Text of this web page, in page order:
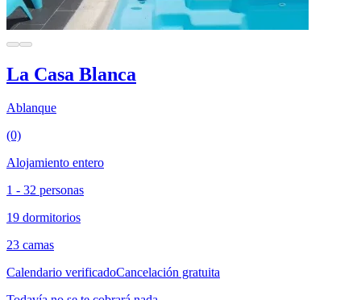
La Casa Blanca
Ablanque
(0)
Alojamiento entero
1 - 32 personas
19 dormitorios
23 camas
Calendario verificadoCancelación gratuita